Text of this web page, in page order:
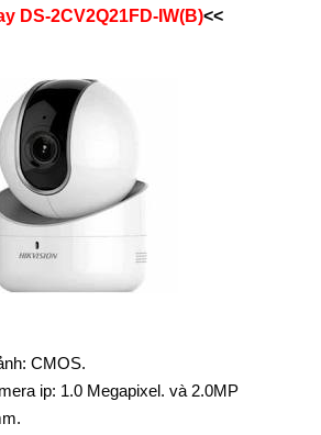
DS-2CV2Q21FD-IW(B)<<
CMOS.
ip: 1.0 Megapixel. và 2.0MP